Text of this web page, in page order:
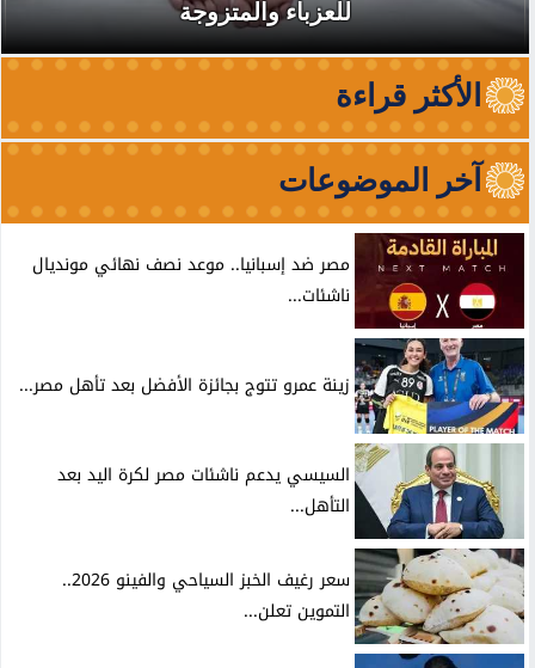
للعزباء والمتزوجة
الأكثر قراءة
آخر الموضوعات
مصر ضد إسبانيا.. موعد نصف نهائي مونديال
ناشئات...
زينة عمرو تتوج بجائزة الأفضل بعد تأهل مصر...
السيسي يدعم ناشئات مصر لكرة اليد بعد
التأهل...
سعر رغيف الخبز السياحي والفينو 2026..
التموين تعلن...